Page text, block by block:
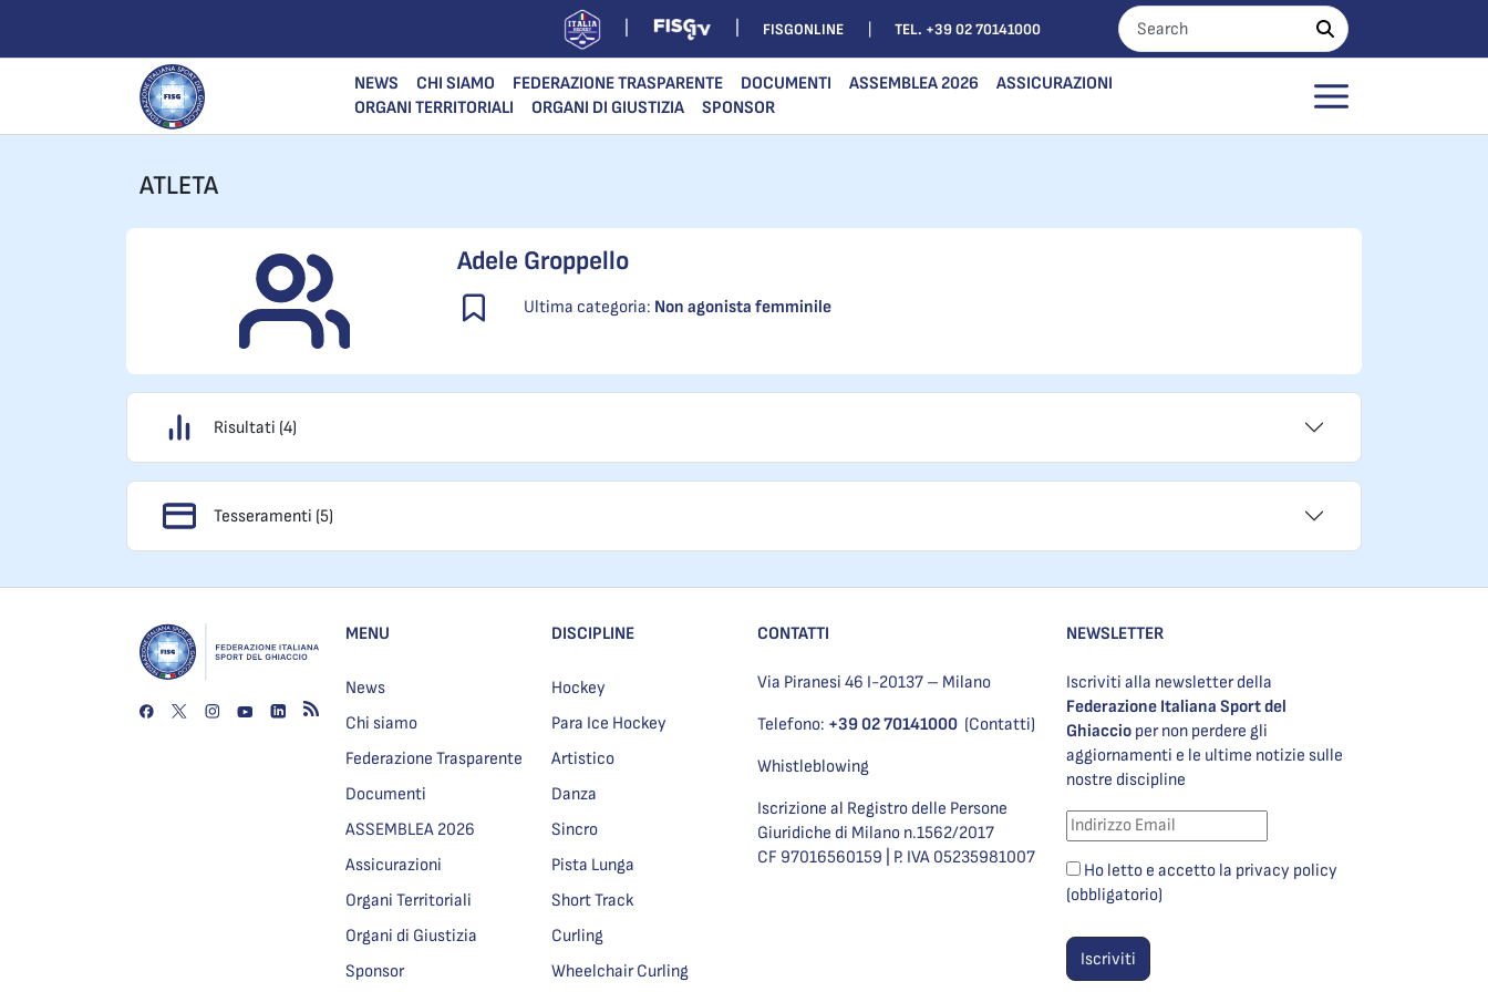
FISGONLINE TEL. +39 02 70141000
NEWS CHI SIAMO FEDERAZIONE TRASPARENTE DOCUMENTI ASSEMBLEA 2026
ASSICURAZIONI
ORGANI TERRITORIALI
ORGANI DI GIUSTIZIA SPONSOR
ATLETA
Adele Groppello
Ultima categoria: Non agonista femminile
Risultati (4)
Tesseramenti (5)
MENU
News
Chi siamo
Federazione Trasparente
Documenti
ASSEMBLEA 2026
Assicurazioni
Organi Territoriali
Organi di Giustizia
Sponsor
DISCIPLINE
Hockey
Para Ice Hockey
Artistico
Danza
Sincro
Pista Lunga
Short Track
Curling
Wheelchair Curling
CONTATTI
Via Piranesi 46 I-20137 – Milano
Telefono: +39 02 70141000 (Contatti)
Whistleblowing
Iscrizione al Registro delle Persone
Giuridiche di Milano n.1562/2017
CF 97016560159 | P. IVA 05235981007
NEWSLETTER
Iscriviti alla newsletter della
Federazione Italiana Sport del
Ghiaccio per non perdere gli
aggiornamenti e le ultime notizie sulle
nostre discipline
Ho letto e accetto la privacy policy
(obbligatorio)